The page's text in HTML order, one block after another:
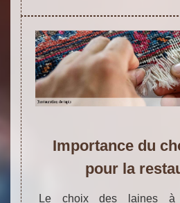
Importance du
pour la
Le choix des laines